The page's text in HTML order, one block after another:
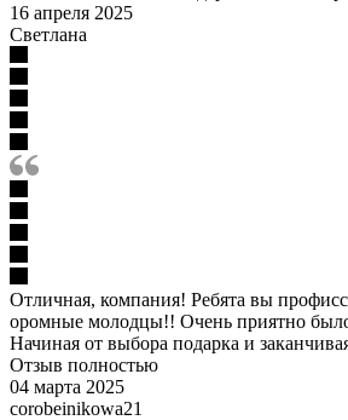
16 апреля 2025
Светлана
Отличная, компания! Ребята вы
оромные молодцы!! Очень приятно было
Начиная от выбора подарка и
Отзыв полностью
04 марта 2025
corobeinikowa21